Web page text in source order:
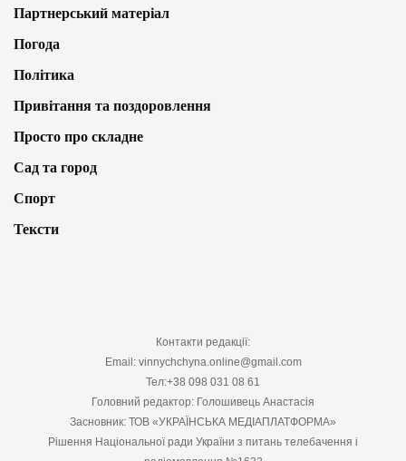
Партнерський матеріал
Погода
Політика
Привітання та поздоровлення
Просто про складне
Сад та город
Спорт
Тексти
Контакти редакції:
Email: vinnychchyna.online@gmail.com
Тел:+38 098 031 08 61
Головний редактор: Голошивець Анастасія
Засновник: ТОВ «УКРАЇНСЬКА МЕДІАПЛАТФОРМА»
Рішення Національної ради України з питань телебачення і